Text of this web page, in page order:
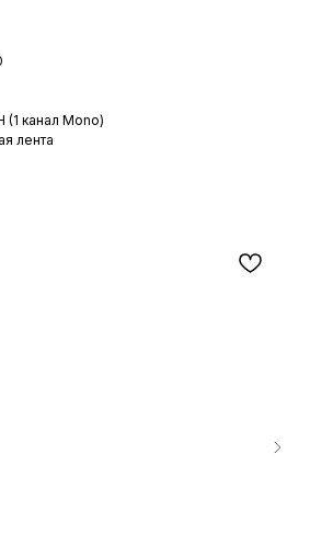
(1 канал Mono)
лента